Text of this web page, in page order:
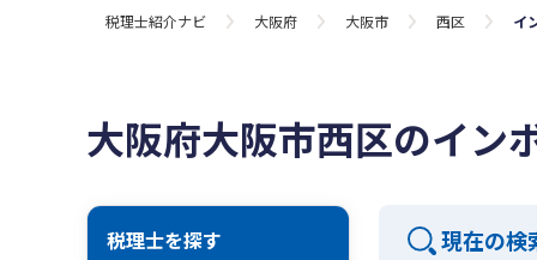
税理士紹介ナビ 大阪府 大阪市 西区 イ
大阪府大阪市西区のイン
税理士を探す 現在の検